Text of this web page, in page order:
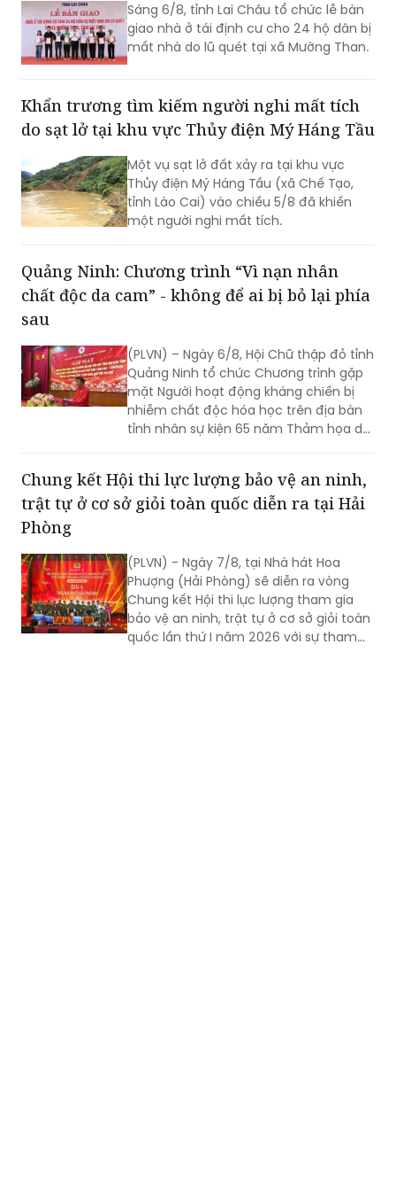
Sáng 6/8, tỉnh Lai Châu tổ chức lễ bàn
giao nhà ở tái định cư cho 24 hộ dân bị
mất nhà do lũ quét tại xã Mường Than.
Khẩn trương tìm kiếm người nghi mất tích
do sạt lở tại khu vực Thủy điện Mý Háng Tầu
Một vụ sạt lở đất xảy ra tại khu vực
Thủy điện Mý Háng Tầu (xã Chế Tạo,
tỉnh Lào Cai) vào chiều 5/8 đã khiến
một người nghi mất tích.
Quảng Ninh: Chương trình “Vì nạn nhân
chất độc da cam” - không để ai bị bỏ lại phía
sau
(PLVN) – Ngày 6/8, Hội Chữ thập đỏ tỉnh
Quảng Ninh tổ chức Chương trình gặp
mặt Người hoạt động kháng chiến bị
nhiễm chất độc hóa học trên địa bàn
tỉnh nhân sự kiện 65 năm Thảm họa da
trào “Vì nạn nhân chất độc da cam”.
Chung kết Hội thi lực lượng bảo vệ an ninh,
trật tự ở cơ sở giỏi toàn quốc diễn ra tại Hải
Phòng
(PLVN) - Ngày 7/8, tại Nhà hát Hoa
Phượng (Hải Phòng) sẽ diễn ra vòng
Chung kết Hội thi lực lượng tham gia
bảo vệ an ninh, trật tự ở cơ sở giỏi toàn
quốc lần thứ I năm 2026 với sự tham